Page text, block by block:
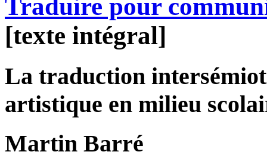
Traduire pour
[texte intégral]
La traduction
artistique en milieu
Martin Barré